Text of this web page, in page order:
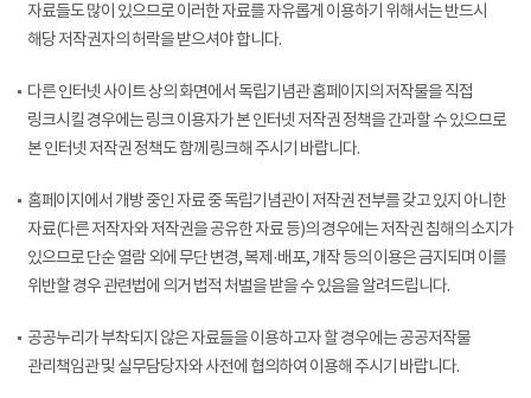
자료들도 많이 있으므로 이러한 자료를 자유롭게 이용하기 위해서는 반드시
해당 저작권자의 허락을 받으셔야 합니다.
다른 인터넷 사이트 상의 화면에서 독립기념관 홈페이지의 저작물을 직접
링크시킬 경우에는 링크 이용자가 본 인터넷 저작권 정책을 간과할 수 있으므로
본 인터넷 저작권 정책도 함께 링크해 주시기 바랍니다.
홈페이지에서 개방 중인 자료 중 독립기념관이 저작권 전부를 갖고 있지 아니한
자료(다른 저작자와 저작권을 공유한 자료 등)의 경우에는 저작권 침해의 소지가
있으므로 단순 열람 외에 무단 변경, 복제·배포, 개작 등의 이용은 금지되며 이를
위반할 경우 관련법에 의거 법적 처벌을 받을 수 있음을 알려드립니다.
공공누리가 부착되지 않은 자료들을 이용하고자 할 경우에는 공공저작물
관리책임관 및 실무담당자와 사전에 협의하여 이용해 주시기 바랍니다.